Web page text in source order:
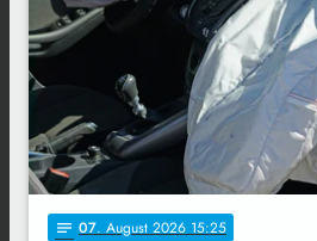
notes 07. August 2026 15:25